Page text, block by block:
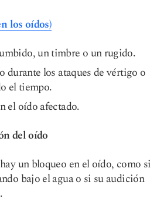
los oídos)
un timbre o un rugido.
durante los ataques de vértigo o
el tiempo.
el oído afectado.
del oído
un bloqueo en el oído, como si
bajo el agua o si su audición